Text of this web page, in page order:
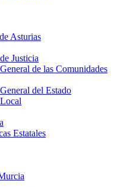
Asturias
Justicia
de las Comunidades
del Estado
Estatales